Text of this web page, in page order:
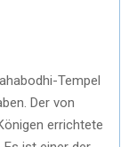
Tempel
Der von
errichtete